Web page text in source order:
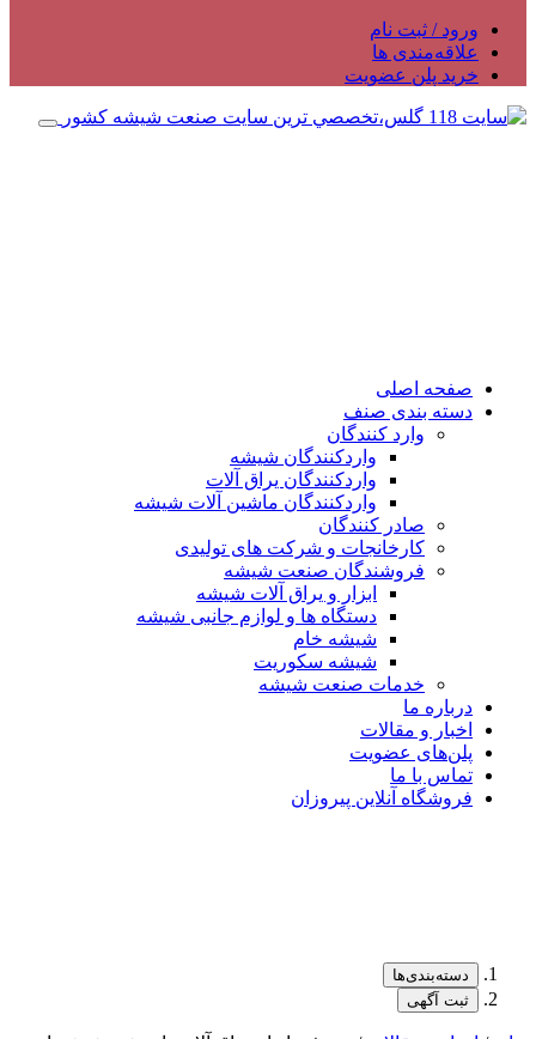
ورود / ثبت نام
علاقه‌مندی ها
خرید پلن عضویت
صفحه اصلی
دسته بندی صنف
وارد کنندگان
واردکنندگان شیشه
واردکنندگان یراق آلات
واردکنندگان ماشین آلات شیشه
صادر کنندگان
کارخانجات و شرکت های تولیدی
فروشندگان صنعت شیشه
ابزار و یراق آلات شیشه
دستگاه ها و لوازم جانبی شیشه
شیشه خام
شیشه سکوریت
خدمات صنعت شیشه
درباره ما
اخبار و مقالات
پلن‌های عضویت
تماس با ما
فروشگاه آنلاین پیروزان
دسته‌بندی‌ها
ثبت آگهی